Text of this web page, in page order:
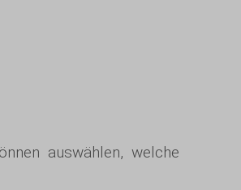
auswählen, welche